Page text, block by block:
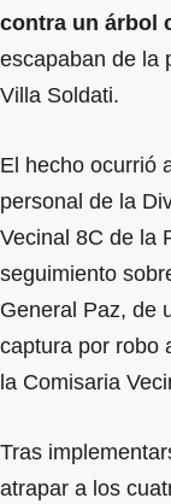
contra un árbol
escapaban de la
Villa Soldati.
El hecho ocurrió
personal de la
Vecinal 8C de la
seguimiento
General Paz, de
captura por robo
la Comisaria
Tras
atrapar a los